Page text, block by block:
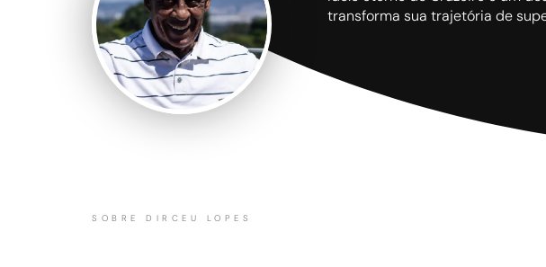
transforma sua trajetória de
SOBRE DIRCEU LOPES